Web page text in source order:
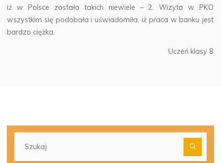
iż w Polsce zostało takich niewiele – 2. Wizyta w PKO
wszystkim się podobała i uświadomiła, iż praca w banku jest
bardzo ciężka.
Uczeń klasy 8